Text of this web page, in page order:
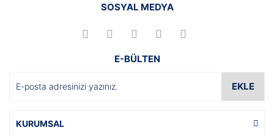
SOSYAL MEDYA
E-BÜLTEN
EKLE
KURUMSAL